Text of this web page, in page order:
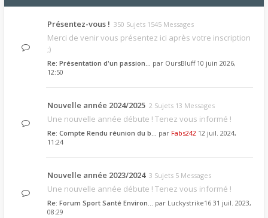
Présentez-vous ! 350 Sujets 1545 Messages
Merci de venir vous présentez ici après votre inscription
;)
Re: Présentation d'un passion… par OursBluff 10 juin 2026,
12:50
Nouvelle année 2024/2025 2 Sujets 13 Messages
Une nouvelle année débute ! Tenez vous informé !
Re: Compte Rendu réunion du b… par Fabs242 12 juil. 2024,
11:24
Nouvelle année 2023/2024 3 Sujets 5 Messages
Une nouvelle année débute ! Tenez vous informé !
Re: Forum Sport Santé Environ… par Luckystrike16 31 juil. 2023,
08:29